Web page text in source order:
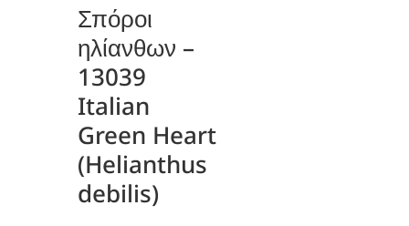
Σπόροι
ηλίανθων –
13039
Italian
Green Heart
(Helianthus
debilis)